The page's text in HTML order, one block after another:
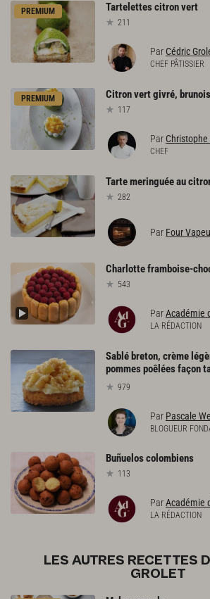
PREMIUM Tartelettescitronvert
211
Par Cédric
CHEF PÂTISSIER
PREMIUM Citronvertgivré,
117
Par Christophe
CHEF
Tartemeringuéeau
282
Par Four
Charlotteframboise-
543
ParAcadémie
LA RÉDACTION
Sablé breton, crème
pommes poêlées façon
979
Par Pascale
BLOGUEUR
Buñueloscolombiens
113
ParAcadémie
LA RÉDACTION
LES AUTRES RECETTES
GROLET